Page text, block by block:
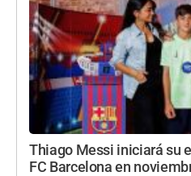
Thiago Messi iniciará su
FC Barcelona en